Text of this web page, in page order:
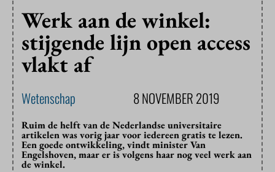
Werk aan de winkel:
stijgende lijn open access
vlakt af
Wetenschap 8 NOVEMBER 2019
Ruim de helft van de Nederlandse universitaire
artikelen was vorig jaar voor iedereen gratis te lezen.
Een goede ontwikkeling, vindt minister Van
Engelshoven, maar er is volgens haar nog veel werk aan
de winkel.